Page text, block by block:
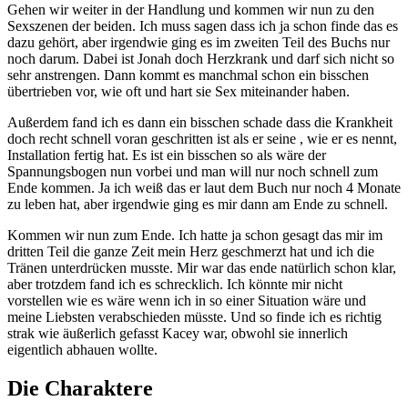
Gehen wir weiter in der Handlung und kommen wir nun zu den
Sexszenen der beiden. Ich muss sagen dass ich ja schon finde das es
dazu gehört, aber irgendwie ging es im zweiten Teil des Buchs nur
noch darum. Dabei ist Jonah doch Herzkrank und darf sich nicht so
sehr anstrengen. Dann kommt es manchmal schon ein bisschen
übertrieben vor, wie oft und hart sie Sex miteinander haben.
Außerdem fand ich es dann ein bisschen schade dass die Krankheit
doch recht schnell voran geschritten ist als er seine , wie er es nennt,
Installation fertig hat. Es ist ein bisschen so als wäre der
Spannungsbogen nun vorbei und man will nur noch schnell zum
Ende kommen. Ja ich weiß das er laut dem Buch nur noch 4 Monate
zu leben hat, aber irgendwie ging es mir dann am Ende zu schnell.
Kommen wir nun zum Ende. Ich hatte ja schon gesagt das mir im
dritten Teil die ganze Zeit mein Herz geschmerzt hat und ich die
Tränen unterdrücken musste. Mir war das ende natürlich schon klar,
aber trotzdem fand ich es schrecklich. Ich könnte mir nicht
vorstellen wie es wäre wenn ich in so einer Situation wäre und
meine Liebsten verabschieden müsste. Und so finde ich es richtig
strak wie äußerlich gefasst Kacey war, obwohl sie innerlich
eigentlich abhauen wollte.
Die Charaktere